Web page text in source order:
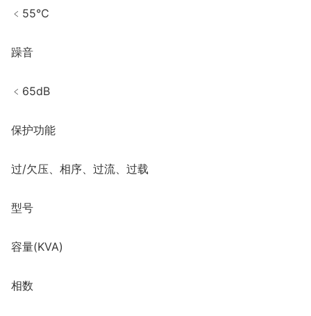
﹤55℃
躁音
﹤65dB
保护功能
过/欠压、相序、过流、过载
型号
容量(KVA)
相数